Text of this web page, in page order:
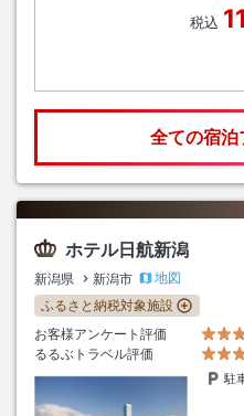
税込
全ての宿泊
ホテル日航新潟
新潟県 新潟市
地図
ふるさと納税対象施設
お客様アンケート評価
るるぶトラベル評価
駐